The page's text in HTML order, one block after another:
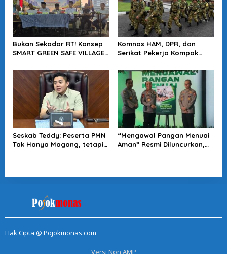
Bukan Sekadar RT! Konsep
SMART GREEN SAFE VILLAGE
Depan Kota
Komnas HAM, DPR, dan
Serikat Pekerja Kompak
KDMP Diusut
Seskab Teddy: Peserta PMN
Tak Hanya Magang, tetapi
“Mengawal Pangan Menuai
Aman” Resmi Diluncurkan,
Hak Cipta @ Pojokmonas.com
Versi Non AMP